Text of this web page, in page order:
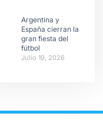
Argentina y
España cierran la
gran fiesta del
fútbol
Julio 19, 2026